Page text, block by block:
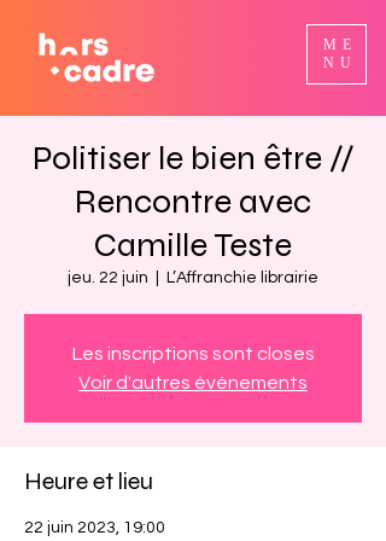
ME
NU
Politiser le bien être //
Rencontre avec
Camille Teste
jeu. 22 juin L’Affranchie librairie
Les inscriptions sont closes
Voir d'autres événements
Heure et lieu
22 juin 2023, 19:00